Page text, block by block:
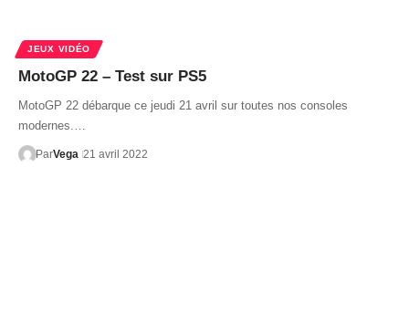
JEUX VIDÉO
MotoGP 22 – Test sur PS5
MotoGP 22 débarque ce jeudi 21 avril sur toutes nos consoles
modernes.…
ParVega 21 avril 2022